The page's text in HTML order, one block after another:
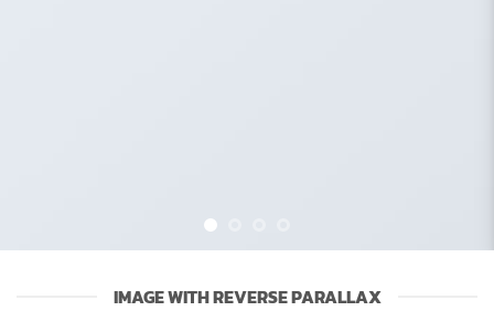
IMAGE WITH REVERSE PARALLAX